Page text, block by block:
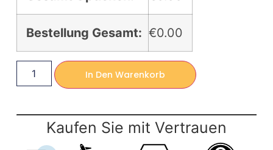
Bestellung Gesamt: €0.00
In Den Warenkorb
Kaufen Sie mit Vertrauen